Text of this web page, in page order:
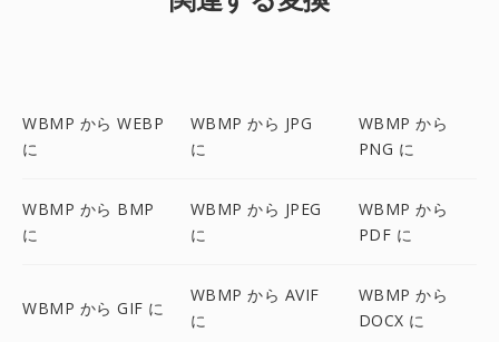
WBMP から WEBP
に
WBMP から JPG
に
WBMP から
PNG に
WBMP から BMP
に
WBMP から JPEG
に
WBMP から
PDF に
WBMP から GIF に
WBMP から AVIF
に
WBMP から
DOCX に